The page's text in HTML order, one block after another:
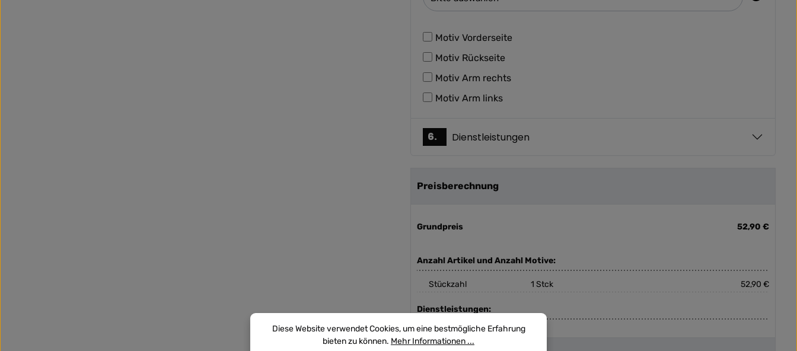
Motiv Vorderseite
Motiv Rückseite
Motiv Arm rechts
Motiv Arm links
6. Dienstleistungen
Preisberechnung
Grundpreis 52,90 €
Anzahl Artikel und Anzahl Motive:
Stückzahl 1 Stck 52,90 €
Dienstleistungen:
Diese Website verwendet Cookies, um eine bestmögliche Erfahrung
bieten zu können. Mehr Informationen ...